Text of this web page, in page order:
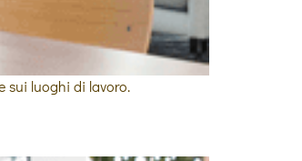
sui luoghi di lavoro.